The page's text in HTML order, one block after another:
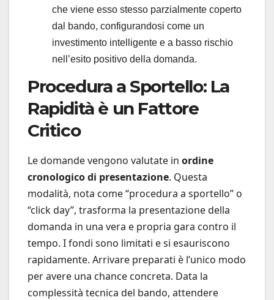
che viene esso stesso parzialmente coperto
dal bando, configurandosi come un
investimento intelligente e a basso rischio
nell’esito positivo della domanda.
Procedura a Sportello: La
Rapidità è un Fattore
Critico
Le domande vengono valutate in ordine
cronologico di presentazione. Questa
modalità, nota come “procedura a sportello” o
“click day”, trasforma la presentazione della
domanda in una vera e propria gara contro il
tempo. I fondi sono limitati e si esauriscono
rapidamente. Arrivare preparati è l’unico modo
per avere una chance concreta. Data la
complessità tecnica del bando, attendere